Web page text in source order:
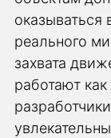
оказываться
реального
захвата
работают